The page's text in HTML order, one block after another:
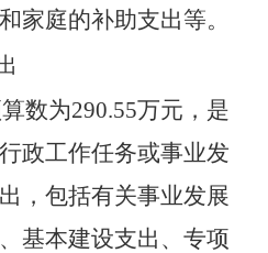
家庭的补助支出等。
数为290.55万元，是
政工作任务或事业发
，包括有关事业发展
基本建设支出、专项